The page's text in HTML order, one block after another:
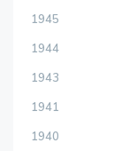
1945
1944
1943
1941
1940